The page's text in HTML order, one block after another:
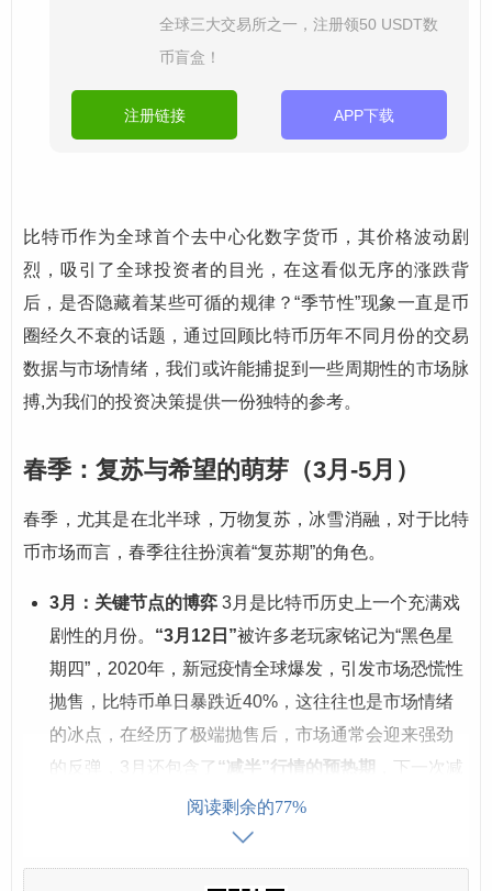
全球三大交易所之一，注册领50 USDT数
币盲盒！
注册链接 APP下载
比特币作为全球首个去中心化数字货币，其价格波动剧
烈，吸引了全球投资者的目光，在这看似无序的涨跌背
后，是否隐藏着某些可循的规律？“季节性”现象一直是币
圈经久不衰的话题，通过回顾比特币历年不同月份的交易
数据与市场情绪，我们或许能捕捉到一些周期性的市场脉
搏,为我们的投资决策提供一份独特的参考。
春季：复苏与希望的萌芽（3月-5月）
春季，尤其是在北半球，万物复苏，冰雪消融，对于比特
币市场而言，春季往往扮演着“复苏期”的角色。
3月：关键节点的博弈 3月是比特币历史上一个充满戏
剧性的月份。 “3月12日”被许多老玩家铭记为“黑色星
期四”，2020年，新冠疫情全球爆发，引发市场恐慌性
抛售，比特币单日暴跌近40%，这往往也是市场情绪
的冰点，在经历了极端抛售后，市场通常会迎来强劲
的反弹，3月还包含了 “减半”行情的预热期 ，下一次减
半（预计在2024年4月）前夕，市场通常会提前进入预
期炒作阶段,为春季行情注入强劲动力。
4月：减半效应的催化剂4月是比特币“减半”（Halvin
阅读剩余的77%